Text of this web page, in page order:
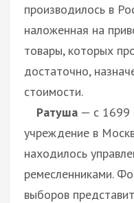
производилось в
наложенная на
товары, которых
достаточно,
стоимости.
Ратуша — с 1699
учреждение в
находилось
ремесленниками.
выборов